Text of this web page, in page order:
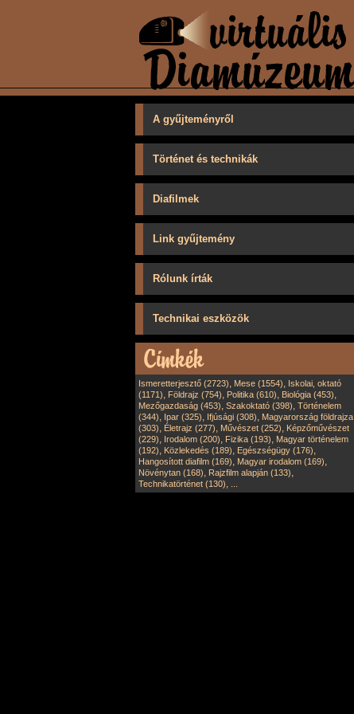
A gyűjteményről
Történet és technikák
Diafilmek
Link gyűjtemény
Rólunk írták
Technikai eszközök
Ismeretterjesztő (2723), Mese (1554), Iskolai, oktató
(1171), Földrajz (754), Politika (610), Biológia (453),
Mezőgazdaság (453), Szakoktató (398), Történelem
(344), Ipar (325), Ifjúsági (308), Magyarország földrajza
(303), Életrajz (277), Művészet (252), Képzőművészet
(229), Irodalom (200), Fizika (193), Magyar történelem
(192), Közlekedés (189), Egészségügy (176),
Hangosított diafilm (169), Magyar irodalom (169),
Növénytan (168), Rajzfilm alapján (133),
Technikatörténet (130),